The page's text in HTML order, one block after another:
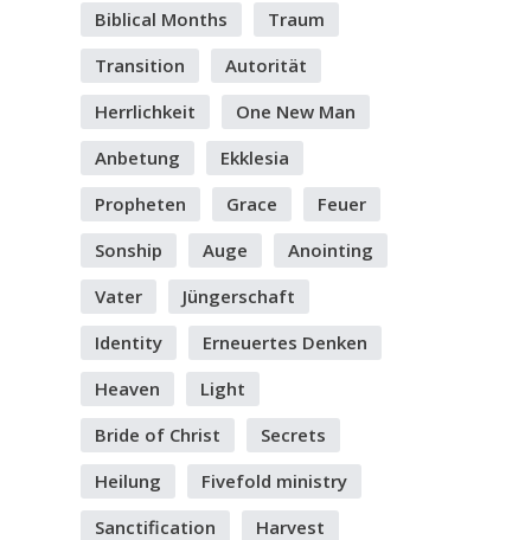
Biblical Months
Traum
Transition
Autorität
Herrlichkeit
One New Man
Anbetung
Ekklesia
Propheten
Grace
Feuer
Sonship
Auge
Anointing
Vater
Jüngerschaft
Identity
Erneuertes Denken
Heaven
Light
Bride of Christ
Secrets
Heilung
Fivefold ministry
Sanctification
Harvest